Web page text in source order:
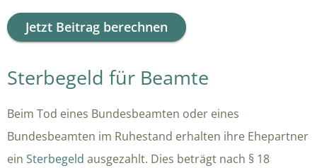
Jetzt Beitrag berechnen
Sterbegeld für Beamte
Beim Tod eines Bundesbeamten oder eines
Bundesbeamten im Ruhestand erhalten ihre Ehepartner
ein Sterbegeld ausgezahlt. Dies beträgt nach § 18